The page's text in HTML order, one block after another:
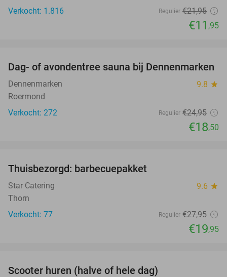
Verkocht: 1.816
Regulier €21,95
€11 ,95
26%
Dag- of avondentree sauna bij Dennenmarken
Dennenmarken 9.8 star
Roermond
Verkocht: 272
Regulier €24,95
€18,50
Thuisbezorgd: barbecuepakket
Star Catering 9.6 star
Thorn
Verkocht: 77
Regulier €27,95
€19,95
Scooter huren (halve of hele dag)